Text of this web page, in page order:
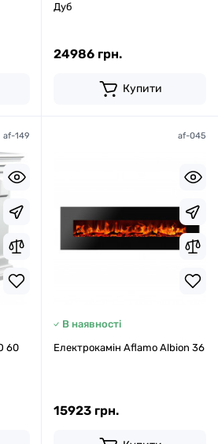
Дуб
24986 грн.
Купити
af-149
60
af-045
В наявності
Електрокамін Aflamo Albion 36
15923 грн.